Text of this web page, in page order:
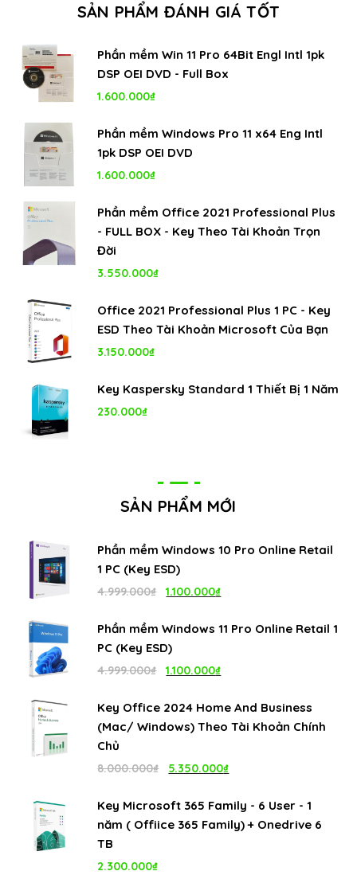
SẢN PHẨM ĐÁNH GIÁ TỐT
Phần mềm Win 11 Pro 64Bit Engl Intl 1pk
DSP OEI DVD - Full Box
1.600.000₫
Phần mềm Windows Pro 11 x64 Eng Intl
1pk DSP OEI DVD
1.600.000₫
Phần mềm Office 2021 Professional Plus
- FULL BOX - Key Theo Tài Khoản Trọn
Đời
3.550.000₫
Office 2021 Professional Plus 1 PC - Key
ESD Theo Tài Khoản Microsoft Của Bạn
3.150.000₫
Key Kaspersky Standard 1 Thiết Bị 1 Năm
230.000₫
SẢN PHẨM MỚI
Phần mềm Windows 10 Pro Online Retail
1 PC (Key ESD)
4.999.000₫
Giá
là:
1.100.000₫
tại
Phần mềm Windows 11 Pro Online Retail 1
PC (Key ESD)
4.999.000₫
Giá
là:
1.100.000₫
tại
1.100.000₫.
Key Office 2024 Home And Business
(Mac/ Windows) Theo Tài Khoản Chính
Chủ
8.000.000₫
Giá
là:
5.350.000₫
tại
Key Microsoft 365 Family - 6 User - 1
năm ( Offiice 365 Family) + Onedrive 6
TB
2.300.000₫